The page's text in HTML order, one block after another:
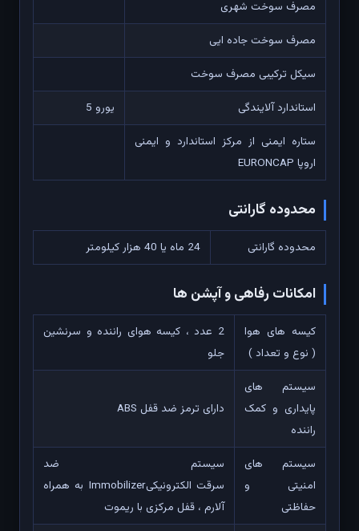
مصرف سوخت شهری
مصرف سوخت جاده ایی
سیکل ترکیبی مصرف سوخت
استاندارد آلایندگی
یورو 5
ستاره ایمنی از مرکز استاندارد و ایمنی
اروپا EURONCAP
محدوده گارانتی
محدوده گارانتی 24 ماه یا 40 هزار کیلومتر
امکانات رفاهی و آپشن ها
کیسه های هوا
( نوع و تعداد )
2 عدد ، کیسه هوای راننده و سرنشین
جلو
سیستم های
پایداری و کمک
راننده
دارای ترمز ضد قفل ABS
سیستم های
امنیتی و
حفاظتی
سیستم ضد
سرقت الکترونیکیImmobilizer به همراه
آلارم ، قفل مرکزی با ریموت